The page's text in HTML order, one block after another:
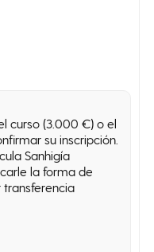
curso (3.000 €) o el
su inscripción.
Sanhigía
la forma de